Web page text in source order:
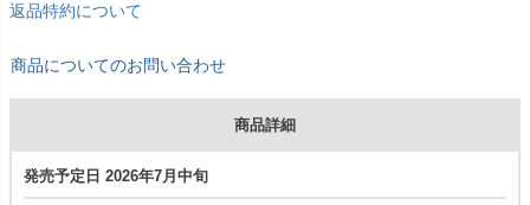
返品特約について
商品についてのお問い合わせ
商品詳細
発売予定日 2026年7月中旬